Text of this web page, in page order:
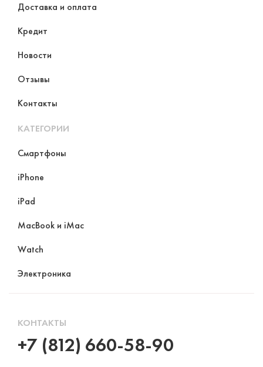
Доставка и оплата
Кредит
Новости
Отзывы
Контакты
КАТЕГОРИИ
Смартфоны
iPhone
iPad
MacBook и iMac
Watch
Электроника
КОНТАКТЫ
+7 (812) 660-58-90